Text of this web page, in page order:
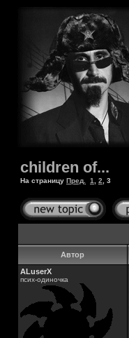
children of...
На страницу Пред. 1 2 3
Автор
ALuserX
псих-одиночка